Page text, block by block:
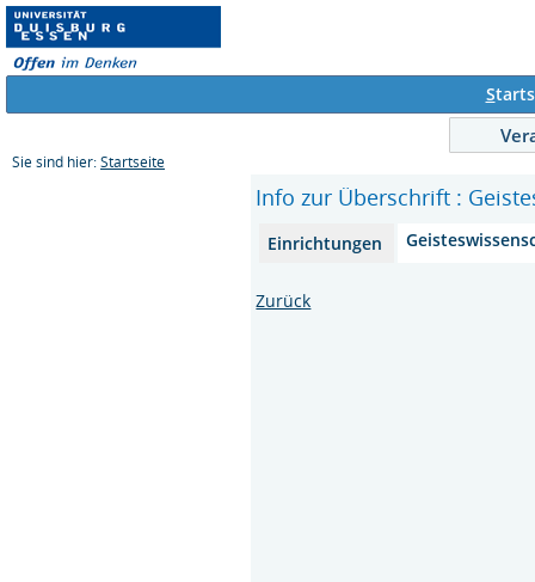
S
Sie sind hier: Startseite
Info zur Überschrift :
Einrichtungen
Zurück